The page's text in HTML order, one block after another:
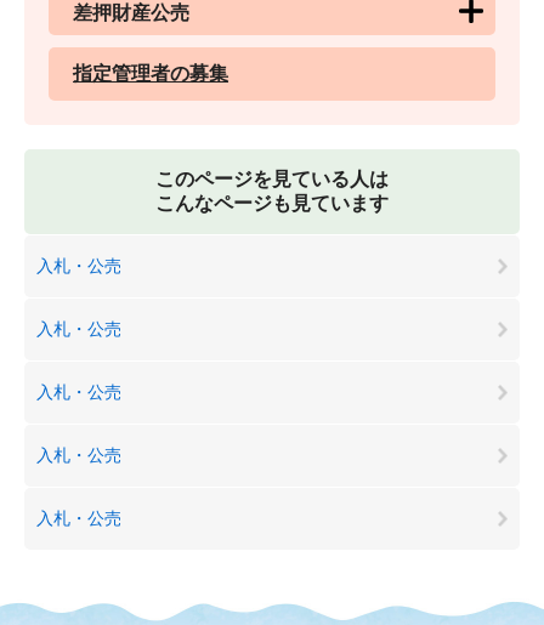
差押財産公売
指定管理者の募集
このページを見ている人は
こんなページも見ています
入札・公売
入札・公売
入札・公売
入札・公売
入札・公売